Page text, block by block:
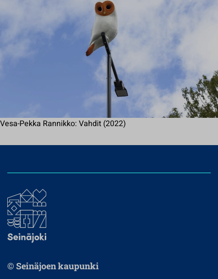
Vesa-Pekka Rannikko: Vahdit (2022)
© Seinäjoen kaupunki